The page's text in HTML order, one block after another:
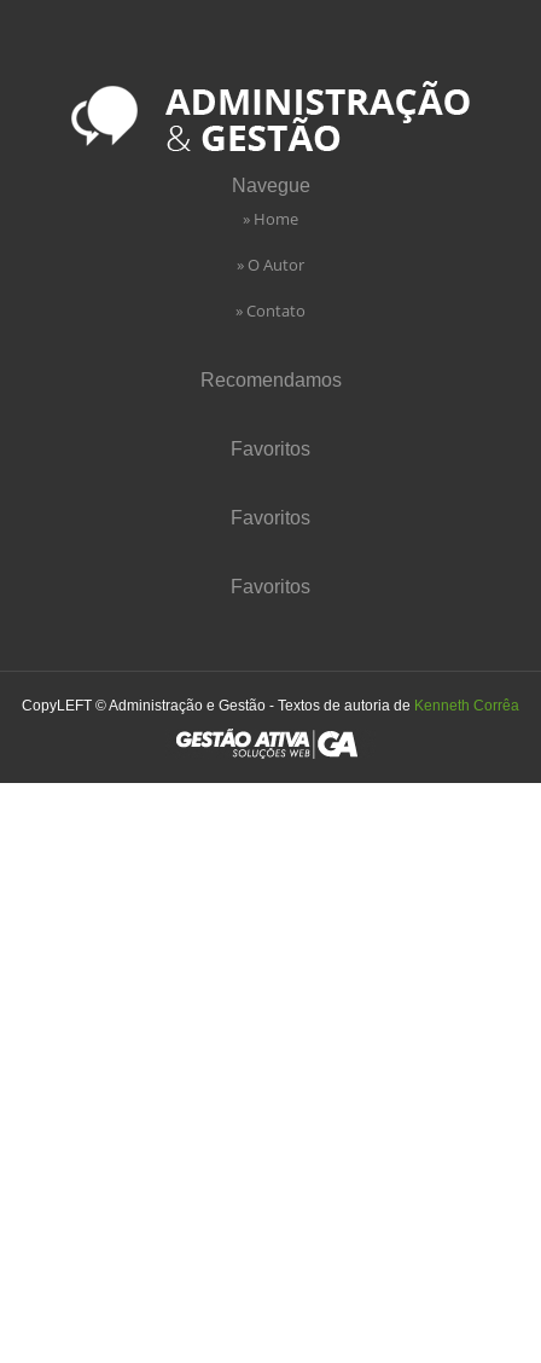
Navegue
» Home
» O Autor
» Contato
Recomendamos
Favoritos
Favoritos
Favoritos
CopyLEFT © Administração e Gestão - Textos de autoria de Kenneth Corrêa